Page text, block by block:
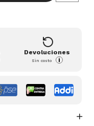
Devoluciones
Sin costo i